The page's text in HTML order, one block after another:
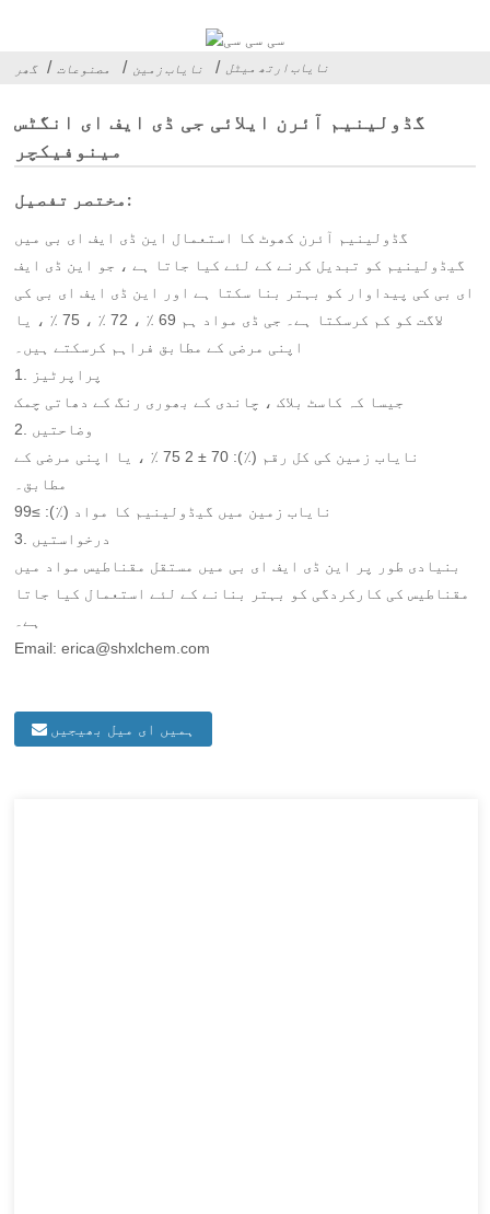
گھر مصنوعات نایاب زمین نایاب ارتھ میٹل
گڈولینیم آئرن ایلائی جی ڈی ایف ای انگٹس
مینوفیکچر
مختصر تفصیل:
گڈولینیم آئرن کھوٹ کا استعمال این ڈی ایف ای بی میں
گیڈولینیم کو تبدیل کرنے کے لئے کیا جاتا ہے ، جو این ڈی ایف
ای بی کی پیداوار کو بہتر بنا سکتا ہے اور این ڈی ایف ای بی کی
لاگت کو کم کرسکتا ہے۔ جی ڈی مواد ہم 69 ٪ ، 72 ٪ ، 75 ٪ ، یا
اپنی مرضی کے مطابق فراہم کرسکتے ہیں۔
1. پراپرٹیز
جیسا کہ کاسٹ بلاک ، چاندی کے بھوری رنگ کے دھاتی چمک
2. وضاحتیں
نایاب زمین کی کل رقم (٪): 70 ± 2 75 ٪ ، یا اپنی مرضی کے
مطابق۔
نایاب زمین میں گیڈولینیم کا مواد (٪): ≥99
3. درخواستیں
بنیادی طور پر این ڈی ایف ای بی میں مستقل مقناطیس مواد میں
مقناطیس کی کارکردگی کو بہتر بنانے کے لئے استعمال کیا جاتا
ہے۔
Email: erica@shxlchem.com
ہمیں ای میل بھیجیں